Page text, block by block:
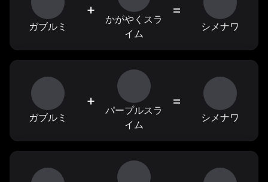
ガブルミ
+
かがやくスラ
イム
=
シメナワ
ガブルミ
+
パープルスラ
イム
=
シメナワ